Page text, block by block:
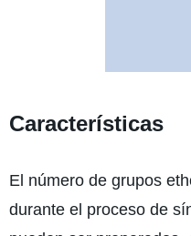
Características
El número de grupos
durante el proceso de